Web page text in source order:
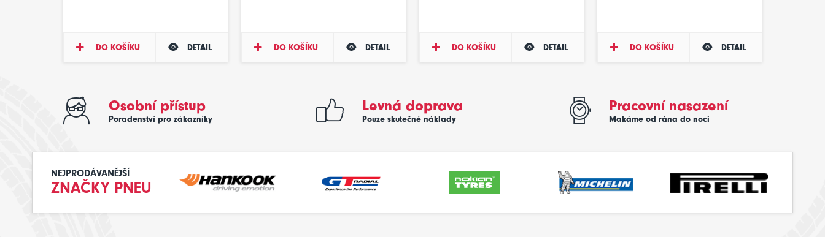
DO KOŠÍKU DETAIL DO KOŠÍKU DETAIL DO KOŠÍKU DETAIL DO KOŠÍKU DETAIL
Osobní přístup
Poradenství pro zákazníky
Levná doprava
Pouze skutečné náklady
Pracovní nasazení
Makáme od rána do noci
NEJPRODÁVANĚJŠÍ
ZNAČKY PNEU